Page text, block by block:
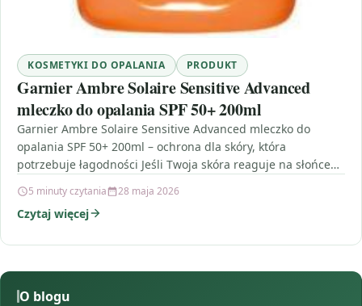
KOSMETYKI DO OPALANIA PRODUKT
Garnier Ambre Solaire Sensitive Advanced
mleczko do opalania SPF 50+ 200ml
Garnier Ambre Solaire Sensitive Advanced mleczko do
opalania SPF 50+ 200ml – ochrona dla skóry, która
potrzebuje łagodności Jeśli Twoja skóra reaguje na słońce…
5 minuty czytania 28 maja 2026
Czytaj więcej
O blogu